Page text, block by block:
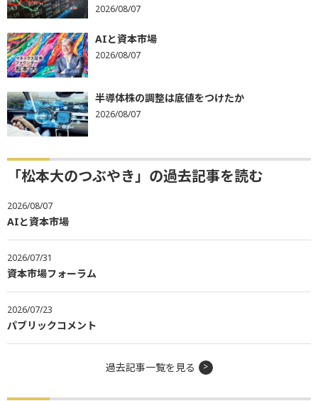
2026/08/07
AIと資本市場
2026/08/07
半導体株の調整は底値をつけたか
2026/08/07
「松本大のつぶやき」の過去記事を読む
2026/08/07
AIと資本市場
2026/07/31
資本市場フォーラム
2026/07/23
パブリックコメント
過去記事一覧を見る